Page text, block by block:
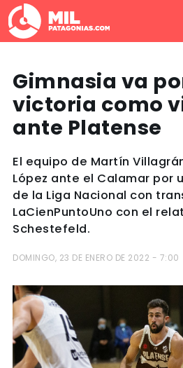
Gimnasia va
victoria como
ante Platense
El equipo de Martín
López ante el Calamar por
de la Liga Nacional con
LaCienPuntoUno con el
Schestefeld.
DOMINGO, 23 DE ENERO DE 2022 - 7:00